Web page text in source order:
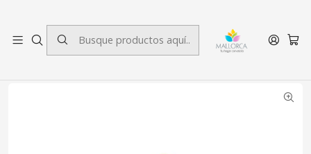
Inicio Baño Toallas Toallón de Baño Jacquard Damasco